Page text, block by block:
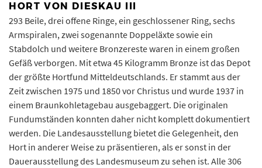
HORT VON DIESKAU III
293 Beile, drei offene Ringe, ein geschlossener Ring, sechs
Armspiralen, zwei sogenannte Doppeläxte sowie ein
Stabdolch und weitere Bronzereste waren in einem großen
Gefäß verborgen. Mit etwa 45 Kilogramm Bronze ist das Depot
der größte Hortfund Mitteldeutschlands. Er stammt aus der
Zeit zwischen 1975 und 1850 vor Christus und wurde 1937 in
einem Braunkohletagebau ausgebaggert. Die originalen
Fundumständen konnten daher nicht komplett dokumentiert
werden. Die Landesausstellung bietet die Gelegenheit, den
Hort in anderer Weise zu präsentieren, als er sonst in der
Dauerausstellung des Landesmuseum zu sehen ist. Alle 306